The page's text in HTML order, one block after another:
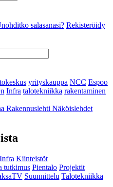
salasanasi? Rekisteröidy
yrityskauppa NCC Espoo
Infra talotekniikka rakentaminen
Rakennuslehti Näköislehdet
Infra Kiinteistöt
tutkimus Pientalo Projektit
Suunnittelu Talotekniikka